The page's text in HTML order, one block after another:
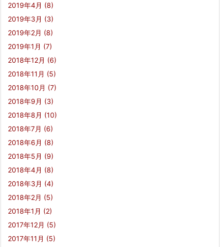
2019年4月 (8)
2019年3月 (3)
2019年2月 (8)
2019年1月 (7)
2018年12月 (6)
2018年11月 (5)
2018年10月 (7)
2018年9月 (3)
2018年8月 (10)
2018年7月 (6)
2018年6月 (8)
2018年5月 (9)
2018年4月 (8)
2018年3月 (4)
2018年2月 (5)
2018年1月 (2)
2017年12月 (5)
2017年11月 (5)